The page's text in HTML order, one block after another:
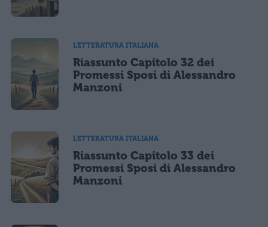
LETTERATURA ITALIANA
Riassunto Capitolo 32 dei
Promessi Sposi di Alessandro
Manzoni
LETTERATURA ITALIANA
Riassunto Capitolo 33 dei
Promessi Sposi di Alessandro
Manzoni